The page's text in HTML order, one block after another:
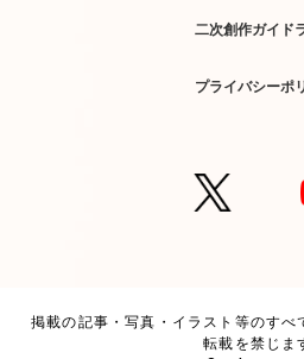
二次創作ガイド
プライバシーポ
掲載の記事・写真・イラスト等のすべ
転載を禁じま